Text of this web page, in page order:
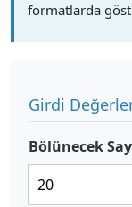
formatlarda
Girdi
Bölünecek